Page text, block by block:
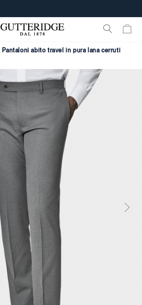
pantaloni abito travel in pura lana cerruti